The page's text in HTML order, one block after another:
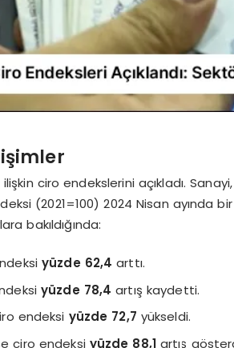
ilişkin ciro endekslerini açıkladı.
(2021=100) 2024 Nisan ayında
bakıldığında:
yüzde 62,4 arttı.
yüzde 78,4 artış kaydetti.
endeksi yüzde 72,7 yükseldi.
ciro endeksi yüzde 88,1 artış